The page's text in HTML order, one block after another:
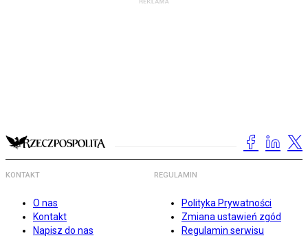
KONTAKT
O nas
Kontakt
Napisz do nas
REGULAMIN
Polityka Prywatności
Zmiana ustawień zgód
Regulamin serwisu